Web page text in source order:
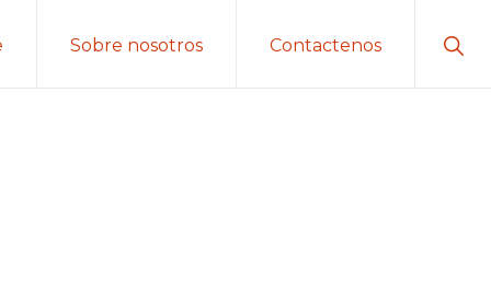
Sobre nosotros Contactenos